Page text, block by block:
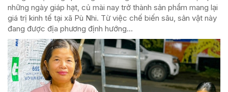
những ngày giáp hạt, củ mài nay trở thành sản phẩm mang lại
giá trị kinh tế tại xã Pù Nhi. Từ việc chế biến sâu, sản vật này
đang được địa phương định hướng...